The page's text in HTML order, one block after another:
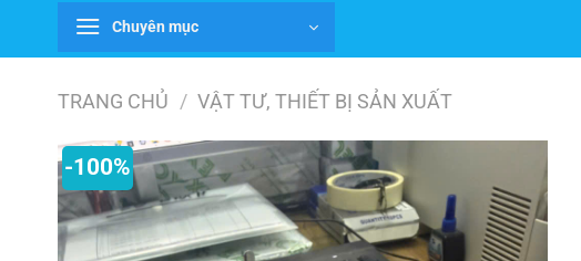
Chuyên mục
TRANG CHỦ / VẬT TƯ, THIẾT BỊ SẢN XUẤT
-100%